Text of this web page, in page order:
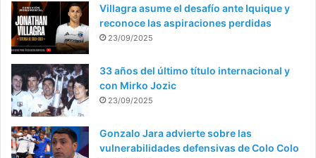
Villagra asume el desafío ante Iquique y
reconoce las aspiraciones perdidas
23/09/2025
33 años del último título internacional y
con Mirko Jozic
23/09/2025
Gonzalo Jara advierte sobre las
vulnerabilidades defensivas de Colo Colo